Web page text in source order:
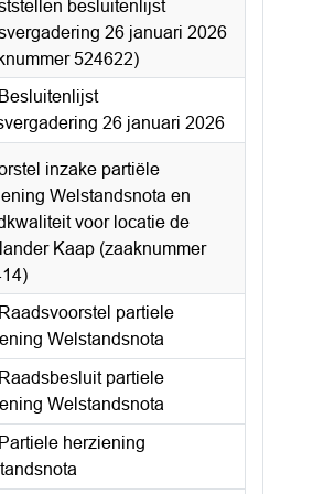
besluitenlijst
26 januari 2026
524622)
Besluitenlijst
26 januari 2026
inzake partiële
Welstandsnota en
voor locatie de
Kaap (zaaknummer
Raadsvoorstel partiele
Welstandsnota
Raadsbesluit partiele
Welstandsnota
Partiele herziening